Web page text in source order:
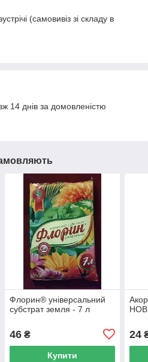
(самовивіз зі складу в
14 днів за домовленістю
Флорин® універсальний
субстрат земля - 7 л
46₴
Купити
24